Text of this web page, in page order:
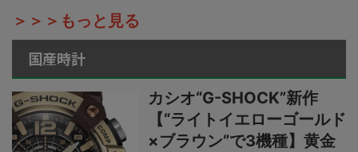
＞＞＞もっと見る
国産時計
カシオ“G-SHOCK”新作
【“ライトイエローゴールド
×ブラウン”で3機種】黄金